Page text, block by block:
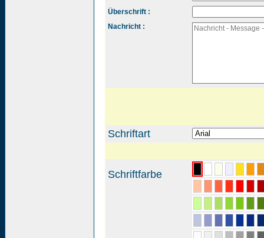
Überschrift :
Nachricht :
Schriftart
Schriftfarbe